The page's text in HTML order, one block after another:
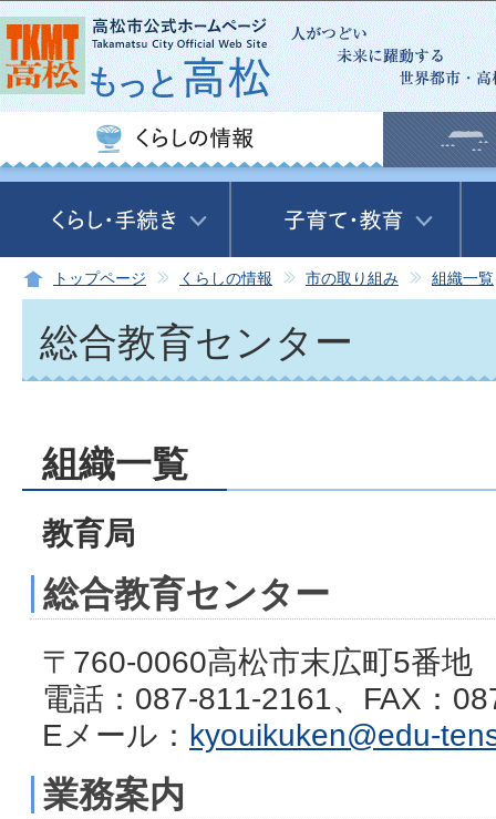
この
トップページ くらしの情報 市の取り組み 組織一覧
総合教育センター
組織一覧
教育局
総合教育センター
〒760-0060高松市末広町5番地
電話：087-811-2161、FAX：
Eメール： kyouikuken@edu-
業務案内